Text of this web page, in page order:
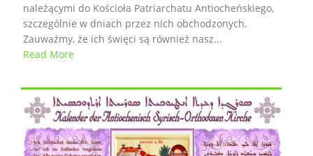
należącymi do Kościoła Patriarchatu Antiocheńskiego,
szczególnie w dniach przez nich obchodzonych.
Zauważmy, że ich święci są również nasz...
Read More